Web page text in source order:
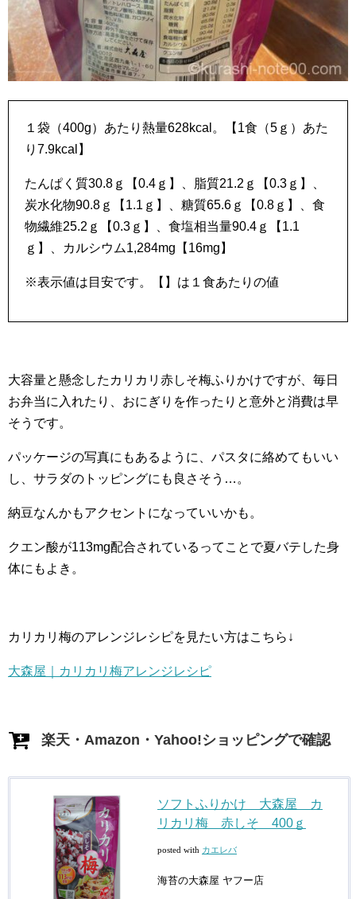
１袋（400g）あたり熱量628kcal。【1食（5ｇ）あた
り7.9kcal】
たんぱく質30.8ｇ【0.4ｇ】、脂質21.2ｇ【0.3ｇ】、
炭水化物90.8ｇ【1.1ｇ】、糖質65.6ｇ【0.8ｇ】、食
物繊維25.2ｇ【0.3ｇ】、食塩相当量90.4ｇ【1.1
ｇ】、カルシウム1,284mg【16mg】
※表示値は目安です。【】は１食あたりの値
大容量と懸念したカリカリ赤しそ梅ふりかけですが、毎日
お弁当に入れたり、おにぎりを作ったりと意外と消費は早
そうです。
パッケージの写真にもあるように、パスタに絡めてもいい
し、サラダのトッピングにも良さそう…。
納豆なんかもアクセントになっていいかも。
クエン酸が113mg配合されているってことで夏バテした身
体にもよき。
カリカリ梅のアレンジレシピを見たい方はこちら↓
大森屋｜カリカリ梅アレンジレシピ
楽天・Amazon・Yahoo!ショッピングで確認
ソフトふりかけ 大森屋 カ
リカリ梅 赤しそ 400ｇ
posted with カエレバ
海苔の大森屋 ヤフー店